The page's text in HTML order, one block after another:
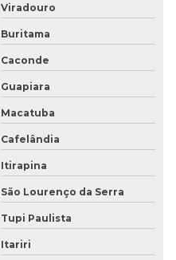
Viradouro
Buritama
Caconde
Guapiara
Macatuba
Cafelândia
Itirapina
São Lourenço da Serra
Tupi Paulista
Itariri